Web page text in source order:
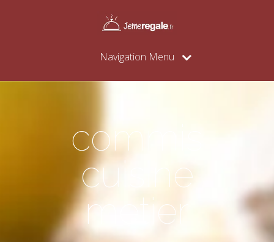
Navigation Menu
commis
cuisine
metier